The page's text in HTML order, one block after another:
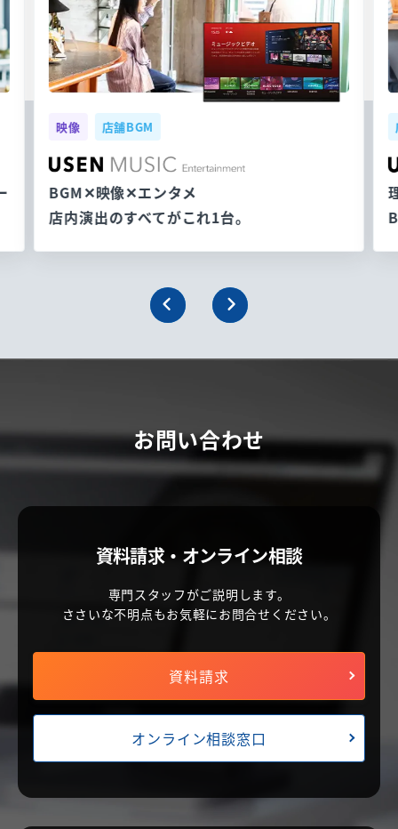
映像 店舗BGM
BGM✕映像✕エンタメ
店内演出のすべてがこれ1台。
お問い合わせ
資料請求・オンライン相談
専門スタッフがご説明します。
ささいな不明点もお気軽にお問合せください。
資料請求
オンライン相談窓口